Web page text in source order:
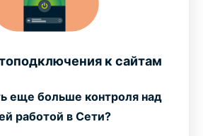
к сайтам
еще больше контроля над
работой в Сети?